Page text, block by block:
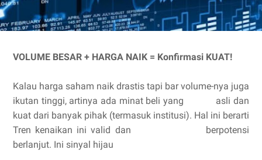
VOLUME BESAR + HARGA NAIK = Konfirmasi KUAT!
Kalau harga saham naik drastis tapi bar volume-nya juga
ikutan tinggi, artinya ada minat beli yang asli dan
kuat dari banyak pihak (termasuk institusi). Hal ini berarti
Tren kenaikan ini valid dan berpotensi
berlanjut. Ini sinyal hijau